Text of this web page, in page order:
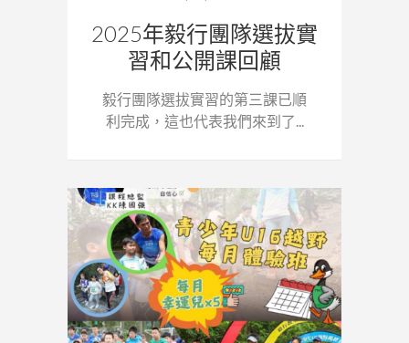
2025年毅行團隊選拔實
習和公開課回顧
毅行團隊選拔實習的第三課已順
利完成，這也代表我們來到了...